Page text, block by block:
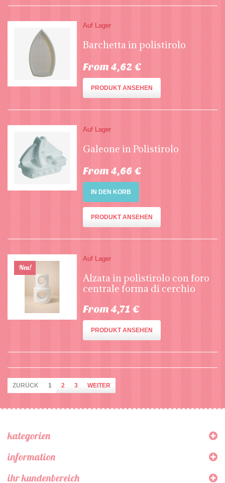
Auf Lager
Barchetta in polistirolo
From 4,62 €
PRODUKT ANSEHEN
Auf Lager
Galeone in Polistirolo
From 4,66 €
IN DEN KORB
PRODUKT ANSEHEN
Neu!
Auf Lager
Alzata in polistirolo con foro
centrale forma di cerchio
From 4,71 €
PRODUKT ANSEHEN
ZURÜCK 1 2 3 WEITER
kategorien
information
ihr kundenbereich